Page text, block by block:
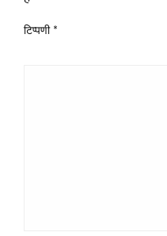
टिप्पणी *